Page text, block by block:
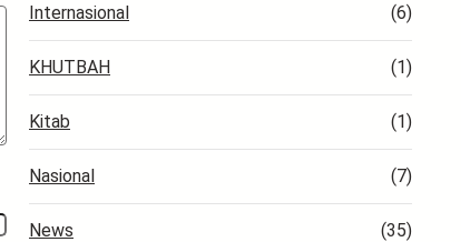
Internasional (6)
KHUTBAH (1)
Kitab (1)
Nasional (7)
News (35)